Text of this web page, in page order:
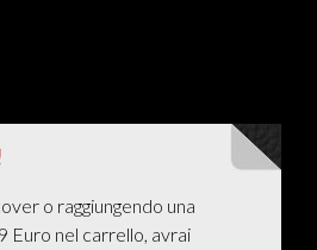
o raggiungendo una
Euro nel carrello, avrai